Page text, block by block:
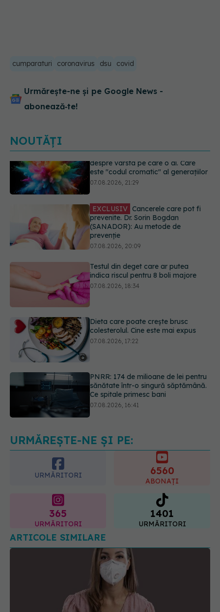
cumparaturi coronavirus dsu covid
Urmărește-ne și pe Google News -
abonează‑te!
NOUTĂȚI
EXCLUSIV Cancerele care pot fi
prevenite. Dr. Sorin Bogdan
prevenție
07.08.2026, 20:09
Testul din deget care ar putea
indica riscul pentru 8 boli majore
Dieta care poate crește brusc
PNRR: 174 de milioane de lei pentru
Ce spune culoarea ta preferată
despre vârsta pe care o ai. Care
URMĂREȘTE-NE ȘI PE:
URMĂRITORI 6560
ABONAȚI
365
URMĂRITORI
1401
URMĂRITORI
ARTICOLE SIMILARE